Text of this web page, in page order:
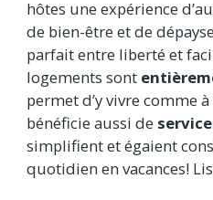
hôtes une expérience
de bien-être et de
parfait entre liberté et
logements sont
permet d’y vivre comme
bénéficie aussi de
simplifient et égaient
quotidien en vacances!